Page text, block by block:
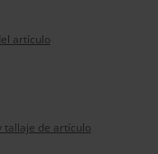
artículo
tallaje de artículo